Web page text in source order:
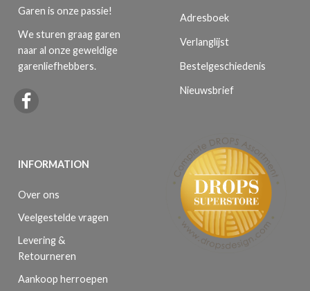
Garen is onze passie!
We sturen graag garen
naar al onze geweldige
garenliefhebbers.
INFORMATION
Over ons
Veelgestelde vragen
Levering &
Retourneren
Aankoop herroepen
Adresboek
Verlanglijst
Bestelgeschiedenis
Nieuwsbrief